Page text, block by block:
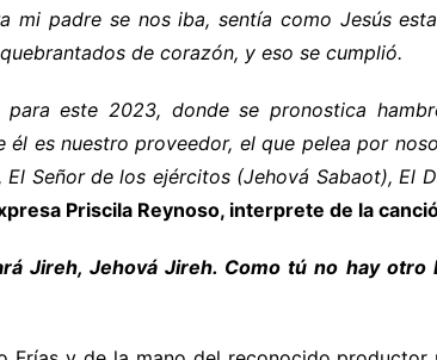
mi padre se nos iba, sentía como Jesús
de corazón, y eso se cumplió.
este 2023, donde se pronostica
él es nuestro proveedor, el que pelea por
Señor de los ejércitos (Jehová Sabaot), El
Priscila Reynoso, interprete de la
Jireh, Jehová Jireh. Como tú no hay otro